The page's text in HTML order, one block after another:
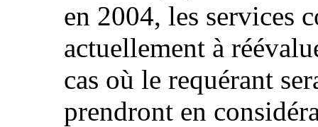
en 2004, les services
actuellement à
cas où le requérant
prendront en